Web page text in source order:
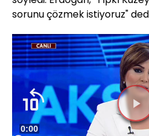
sorunu çözmek istiyoruz"
Süre
0:00